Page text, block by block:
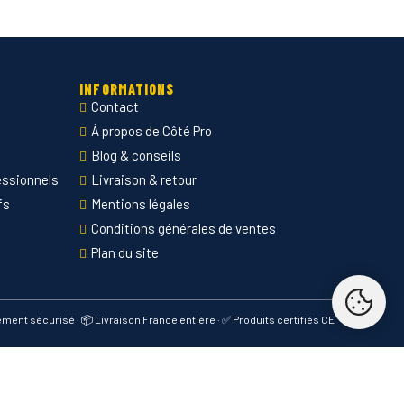
INFORMATIONS
Contact
À propos de Côté Pro
Blog & conseils
Livraison & retour
Mentions légales
Conditions générales de ventes
Plan du site
sécurisé · 📦 Livraison France entière · ✅ Produits certifiés CE